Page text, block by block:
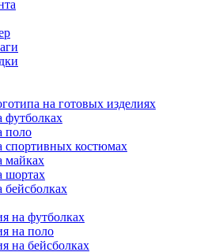
на готовых изделиях
поло
костюмах
майках
шортах
на футболках
на поло
на бейсболках